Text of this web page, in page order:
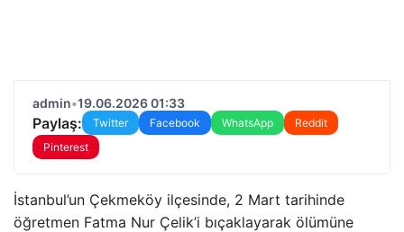
admin•19.06.2026 01:33
Paylaş: Twitter Facebook WhatsApp
Reddit
Pinterest
İstanbul’un Çekmeköy ilçesinde, 2 Mart tarihinde
öğretmen Fatma Nur Çelik’i bıçaklayarak ölümüne